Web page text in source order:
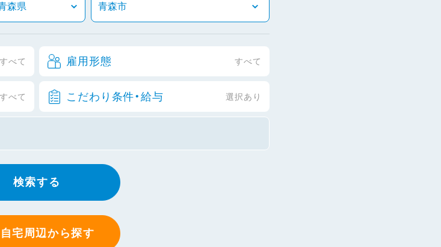
すべて 雇用形態 すべて
すべて こだわり条件・給与 選択あり
検索する
自宅周辺から探す